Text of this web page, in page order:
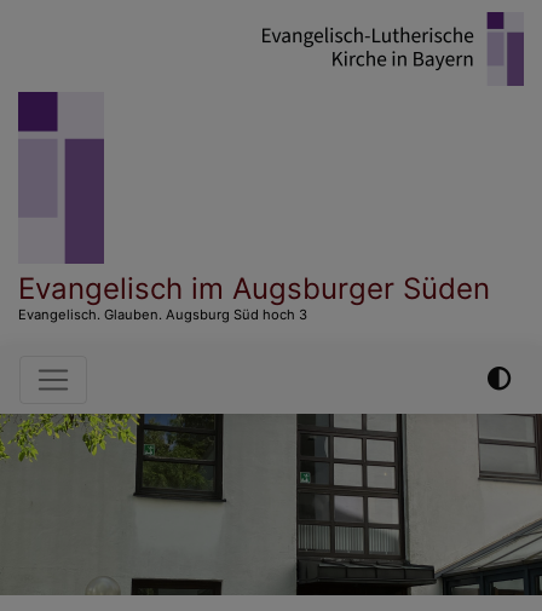
Evangelisch im Augsburger Süden
Evangelisch. Glauben. Augsburg Süd hoch 3
Hauptnavigation